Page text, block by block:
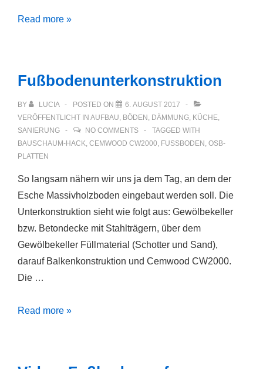
1000
Read more »
Fußbodenunterkonstruktion
BY LUCIA POSTED ON
6. AUGUST 2017
VERÖFFENTLICHT IN AUFBAU, BÖDEN , DÄMMUNG, KÜCHE,
SANIERUNG
NO COMMENTS
TAGGED WITH
BAUSCHAUM-HACK, CEMWOOD CW2000, FUSSBODEN , OSB-
PLATTEN
So langsam nähern wir uns ja dem Tag, an dem der
Esche Massivholzboden eingebaut werden soll. Die
Unterkonstruktion sieht wie folgt aus: Gewölbekeller
bzw. Betondecke mit Stahlträgern, über dem
Gewölbekeller Füllmaterial (Schotter und Sand),
darauf Balkenkonstruktion und Cemwood CW2000.
Die …
Fußbodenunterkonstruktion
Read more »